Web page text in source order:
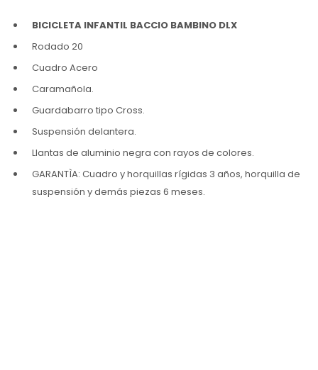
BICICLETA INFANTIL BACCIO BAMBINO DLX
Rodado 20
Cuadro Acero
Caramañola.
Guardabarro tipo Cross.
Suspensión delantera.
Llantas de aluminio negra con rayos de colores.
GARANTÌA: Cuadro y horquillas rígidas 3 años, horquilla de
suspensión y demás piezas 6 meses.